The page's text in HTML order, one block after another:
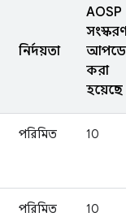
নির্দয়তা
AOSP
সংস্করণ
আপডেট
করা
হয়েছে
পরিমিত 10
পরিমিত 10